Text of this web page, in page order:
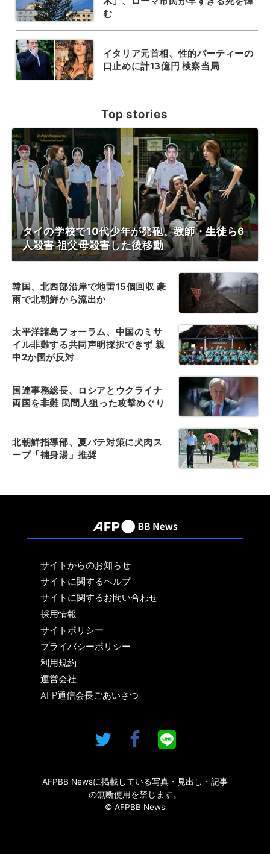
む
イタリア元首相、性的パーティーの
口止めに計13億円 検察当局
Top stories
タイの学校で10代少年が発砲、教師・生徒ら6
人殺害 祖父母殺害した後移動
韓国、北西部沿岸で地雷15個回収 豪
雨で北朝鮮から流出か
太平洋諸島フォーラム、中国のミサ
イル非難する共同声明採択できず 親
中2か国が反対
国連事務総長、ロシアとウクライナ
両国を非難 民間人狙った攻撃めぐり
北朝鮮指導部、夏バテ対策に犬肉ス
ープ「補身湯」推奨
サイトからのお知らせ
サイトに関するヘルプ
サイトに関するお問い合わせ
採用情報
サイトポリシー
プライバシーポリシー
利用規約
運営会社
AFP通信会長ごあいさつ
AFPBB Newsに掲載している写真・見出し・記事
の無断使用を禁じます。
© AFPBB News